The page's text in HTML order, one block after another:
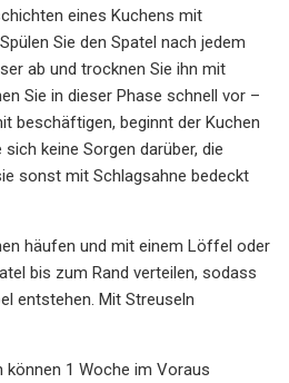
eines Kuchens mit
Sie den Spatel nach jedem
ab und trocknen Sie ihn mit
Sie in dieser Phase schnell vor –
beschäftigen, beginnt der Kuchen
keine Sorgen darüber, die
sonst mit Schlagsahne bedeckt
häufen und mit einem Löffel oder
bis zum Rand verteilen, sodass
entstehen. Mit Streuseln
können 1 Woche im Voraus